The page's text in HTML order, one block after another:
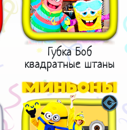
Губка Боб
квадратные штаны